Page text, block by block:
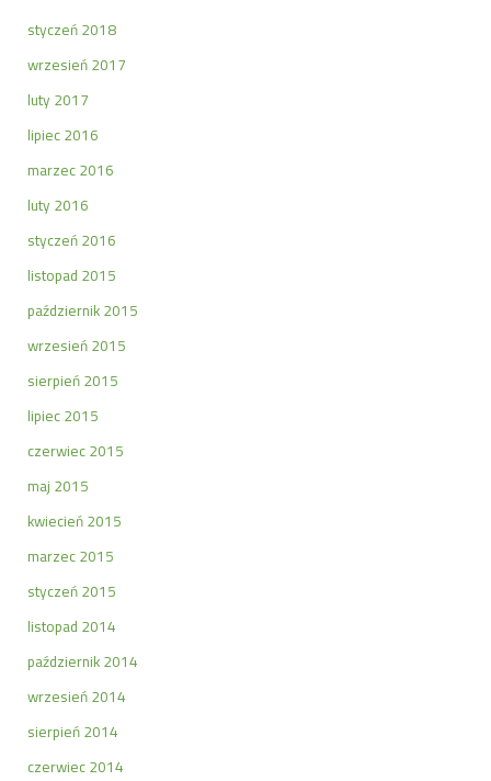
styczeń 2018
wrzesień 2017
luty 2017
lipiec 2016
marzec 2016
luty 2016
styczeń 2016
listopad 2015
październik 2015
wrzesień 2015
sierpień 2015
lipiec 2015
czerwiec 2015
maj 2015
kwiecień 2015
marzec 2015
styczeń 2015
listopad 2014
październik 2014
wrzesień 2014
sierpień 2014
czerwiec 2014